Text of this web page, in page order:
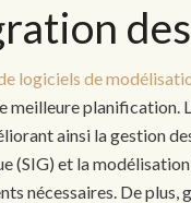
logiciels de
meilleure planification.
ainsi la gestion
(SIG) et la
nécessaires. De